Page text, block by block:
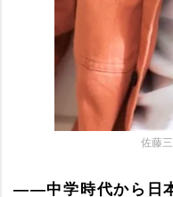
佐藤
――中学時代から日